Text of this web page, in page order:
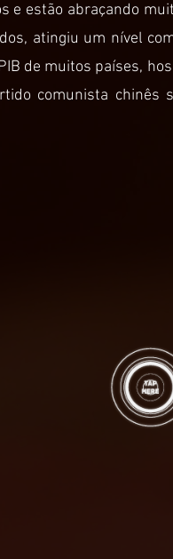
e estão abraçando
atingiu um nível
de muitos países,
comunista